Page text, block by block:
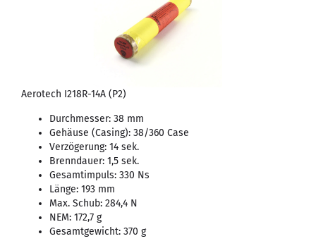
Aerotech I218R-14A (P2)
Durchmesser: 38 mm
Gehäuse (Casing): 38/360 Case
Verzögerung: 14 sek.
Brenndauer: 1,5 sek.
Gesamtimpuls: 330 Ns
Länge: 193 mm
Max. Schub: 284,4 N
NEM: 172,7 g
Gesamtgewicht: 370 g